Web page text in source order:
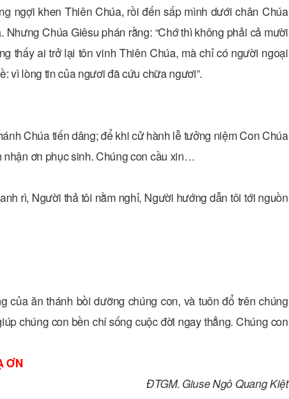
ngợi khen Thiên Chúa, rồi đến sấp mình dưới chân Chúa
Chúa Giêsu phán rằng: “Chớ thì không phải cả mười
thấy ai trở lại tôn vinh Thiên Chúa, mà chỉ có người ngoại
vì lòng tin của ngươi đã cứu chữa ngươi”.
Chúa tiến dâng; để khi cử hành lễ tưởng niệm Con Chúa
nhận ơn phục sinh. Chúng con cầu xin…
rì, Người thả tôi nằm nghỉ, Người hướng dẫn tôi tới nguồn
của ăn thánh bồi dưỡng chúng con, và tuôn đổ trên chúng
chúng con bền chí sống cuộc đời ngay thẳng. Chúng con
ƠN
ĐTGM. Giuse Ngô Quang Kiệt